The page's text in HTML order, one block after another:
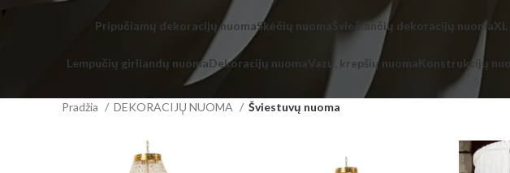
Pripučiamų dekoracijų nuomaSkėčių nuomaŠviečiančių dekoracijų nuoma
Lempučių girliandų nuomaDekoracijų nuomaVazų, krepšių nuomaKonstrukcijų
Pradžia DEKORACIJŲ NUOMA Šviestuvų nuoma